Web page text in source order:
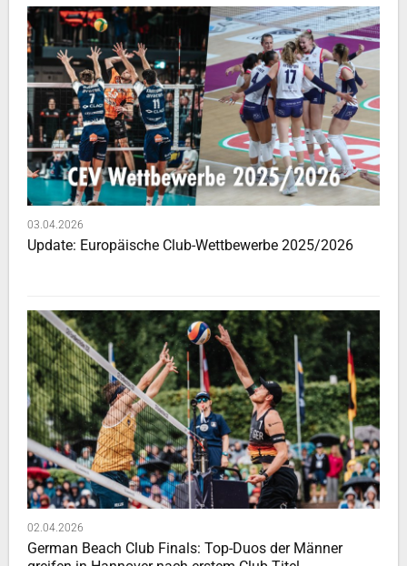
03.04.2026
Update: Europäische Club-Wettbewerbe 2025/2026
02.04.2026
German Beach Club Finals: Top-Duos der Männer